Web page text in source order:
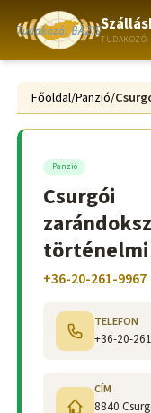
TUDAKOZÓ
Főoldal/Panzió/
Panzió
Csurgói
+36-20-261-9967
TELEFON
+36-20-
CÍM
8840